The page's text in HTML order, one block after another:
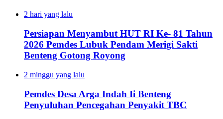
2 hari yang lalu
Persiapan Menyambut HUT RI Ke- 81 Tahun
2026 Pemdes Lubuk Pendam Merigi Sakti
Benteng Gotong Royong
2 minggu yang lalu
Pemdes Desa Arga Indah Ii Benteng
Penyuluhan Pencegahan Penyakit TBC